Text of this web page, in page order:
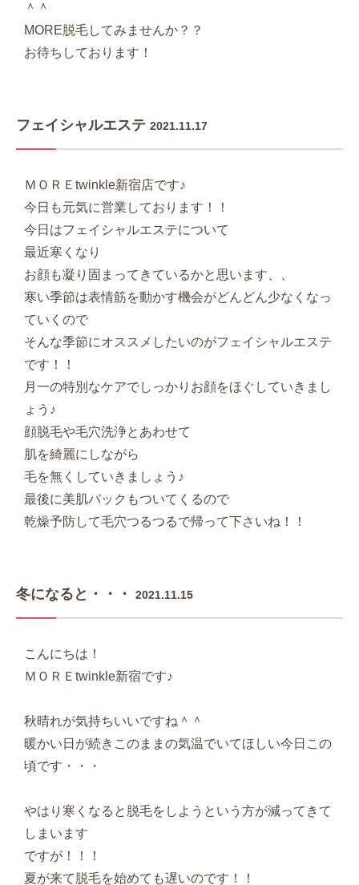
＾＾
MORE脱毛してみませんか？？
お待ちしております！
フェイシャルエステ 2021.11.17
ＭＯＲＥtwinkle新宿店です♪
今日も元気に営業しております！！
今日はフェイシャルエステについて
最近寒くなり
お顔も凝り固まってきているかと思います、、
寒い季節は表情筋を動かす機会がどんどん少なくなっ
ていくので
そんな季節にオススメしたいのがフェイシャルエステ
です！！
月一の特別なケアでしっかりお顔をほぐしていきまし
ょう♪
顔脱毛や毛穴洗浄とあわせて
肌を綺麗にしながら
毛を無くしていきましょう♪
最後に美肌パックもついてくるので
乾燥予防して毛穴つるつるで帰って下さいね！！
冬になると・・・ 2021.11.15
こんにちは！
ＭＯＲＥtwinkle新宿です♪
秋晴れが気持ちいいですね＾＾
暖かい日が続きこのままの気温でいてほしい今日この
頃です・・・
やはり寒くなると脱毛をしようという方が減ってきて
しまいます
ですが！！！
夏が来て脱毛を始めても遅いのです！！